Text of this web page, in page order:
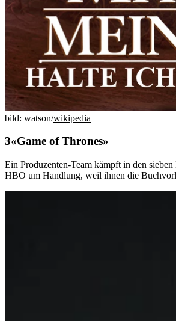
bild: watson/wikipedia
«Game of Thrones»
Ein Produzenten-Team kämpft in den
HBO um Handlung, weil ihnen die